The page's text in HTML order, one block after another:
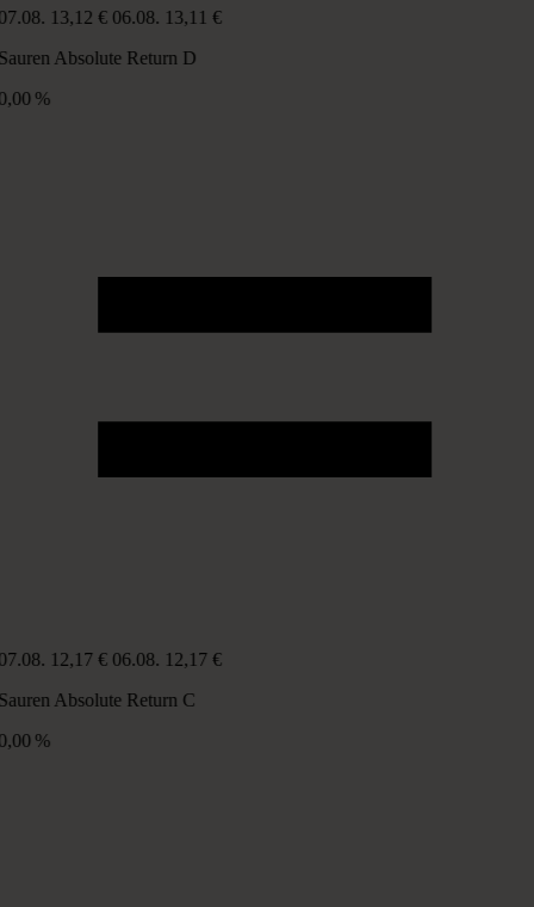
13,12 € 06.08. 13,11 €
Absolute Return D
%
12,17 € 06.08. 12,17 €
Absolute Return C
%